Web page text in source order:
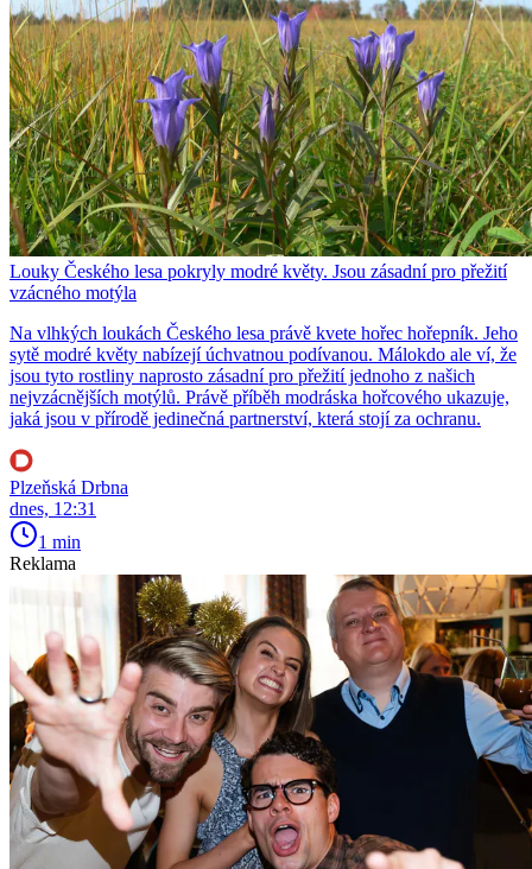
Louky Českého lesa pokryly modré květy. Jsou zásadní pro přežití
vzácného motýla
Na vlhkých loukách Českého lesa právě kvete hořec hořepník. Jeho
sytě modré květy nabízejí úchvatnou podívanou. Málokdo ale ví, že
jsou tyto rostliny naprosto zásadní pro přežití jednoho z našich
nejvzácnějších motýlů. Právě příběh modráska hořcového ukazuje,
jaká jsou v přírodě jedinečná partnerství, která stojí za ochranu.
Plzeňská Drbna
dnes, 12:31
1 min
Reklama